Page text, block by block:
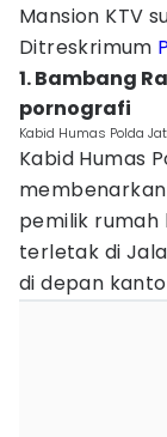
Mansion KTV
Ditreskrimum
1. Bambang
pornografi
Kabid Humas Polda
Kabid Humas
pemilik rumah
terletak di
di depan